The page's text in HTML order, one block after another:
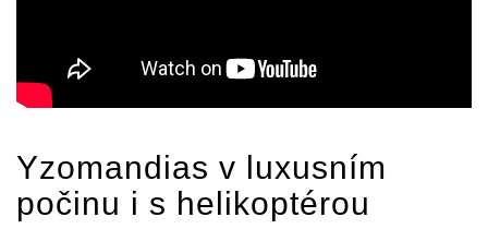
Yzomandias v luxusním
počinu i s helikoptérou